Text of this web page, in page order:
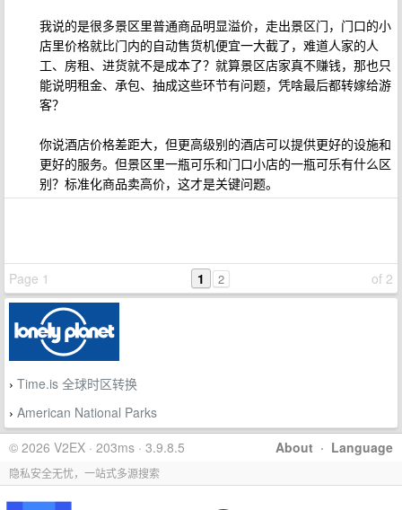
我说的是很多景区里普通商品明显溢价，走出景区门，门口的小
店里价格就比门内的自动售货机便宜一大截了，难道人家的人
工、房租、进货就不是成本了？就算景区店家真不赚钱，那也只
能说明租金、承包、抽成这些环节有问题，凭啥最后都转嫁给游
客？
你说酒店价格差距大，但更高级别的酒店可以提供更好的设施和
更好的服务。但景区里一瓶可乐和门口小店的一瓶可乐有什么区
别？标准化商品卖高价，这才是关键问题。
Page 1 of 2
1 2
› Time.is 全球时区转换
› American National Parks
About · Language
© 2026 V2EX · 203ms · 3.9.8.5
隐私安全无忧，一站式多源搜索